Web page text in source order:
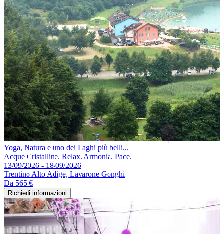
Yoga, Natura e uno dei Laghi più belli...
Acque Cristalline. Relax. Armonia. Pace.
13/09/2026 - 18/09/2026
Trentino Alto Adige, Lavarone Gonghi
Da 565 €
Richiedi informazioni